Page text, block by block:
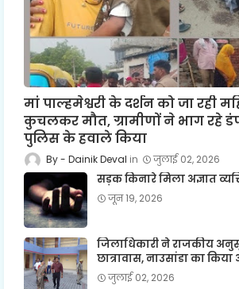
मां पाल्हमेश्वरी के दर्शन को जा रही
कुचलकर मौत, ग्रामीणों ने भाग रहे
पुलिस के हवाले किया
Dainik Deval जुलाई 02, 2026
सड़क किनारे मिला अज्ञात
जून 19, 2026
जिलाधिकारी ने राजकीय
छात्रावास, नाउसांडा का
जुलाई 02, 2026